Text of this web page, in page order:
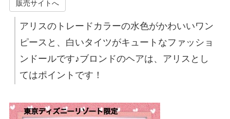
販売サイトへ
アリスのトレードカラーの水色がかわいいワン
ピースと、白いタイツがキュートなファッショ
ンドールです♪ブロンドのヘアは、アリスとし
てはポイントです！